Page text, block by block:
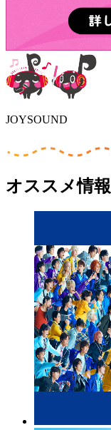
JOYSOUND
オススメ情報